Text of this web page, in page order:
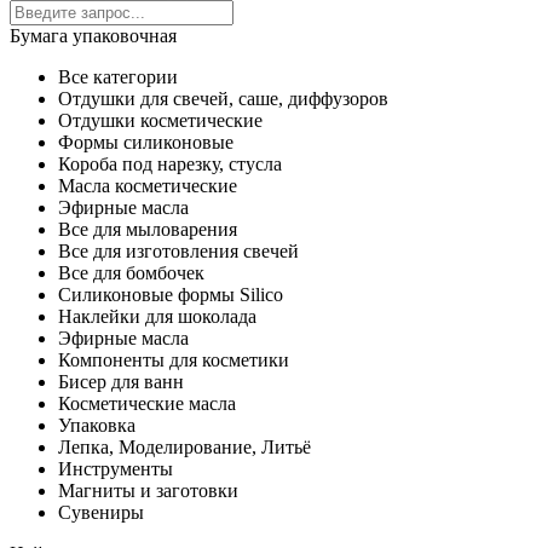
Бумага упаковочная
Все категории
Отдушки для свечей, саше, диффузоров
Отдушки косметические
Формы силиконовые
Короба под нарезку, стусла
Масла косметические
Эфирные масла
Все для мыловарения
Все для изготовления свечей
Все для бомбочек
Силиконовые формы Silico
Наклейки для шоколада
Эфирные масла
Компоненты для косметики
Бисер для ванн
Косметические масла
Упаковка
Лепка, Моделирование, Литьё
Инструменты
Магниты и заготовки
Сувениры